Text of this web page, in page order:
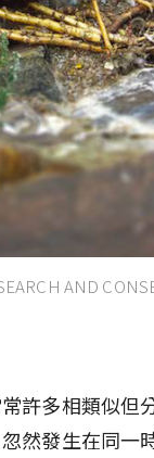
AND
許多相類似但
然發生在同一